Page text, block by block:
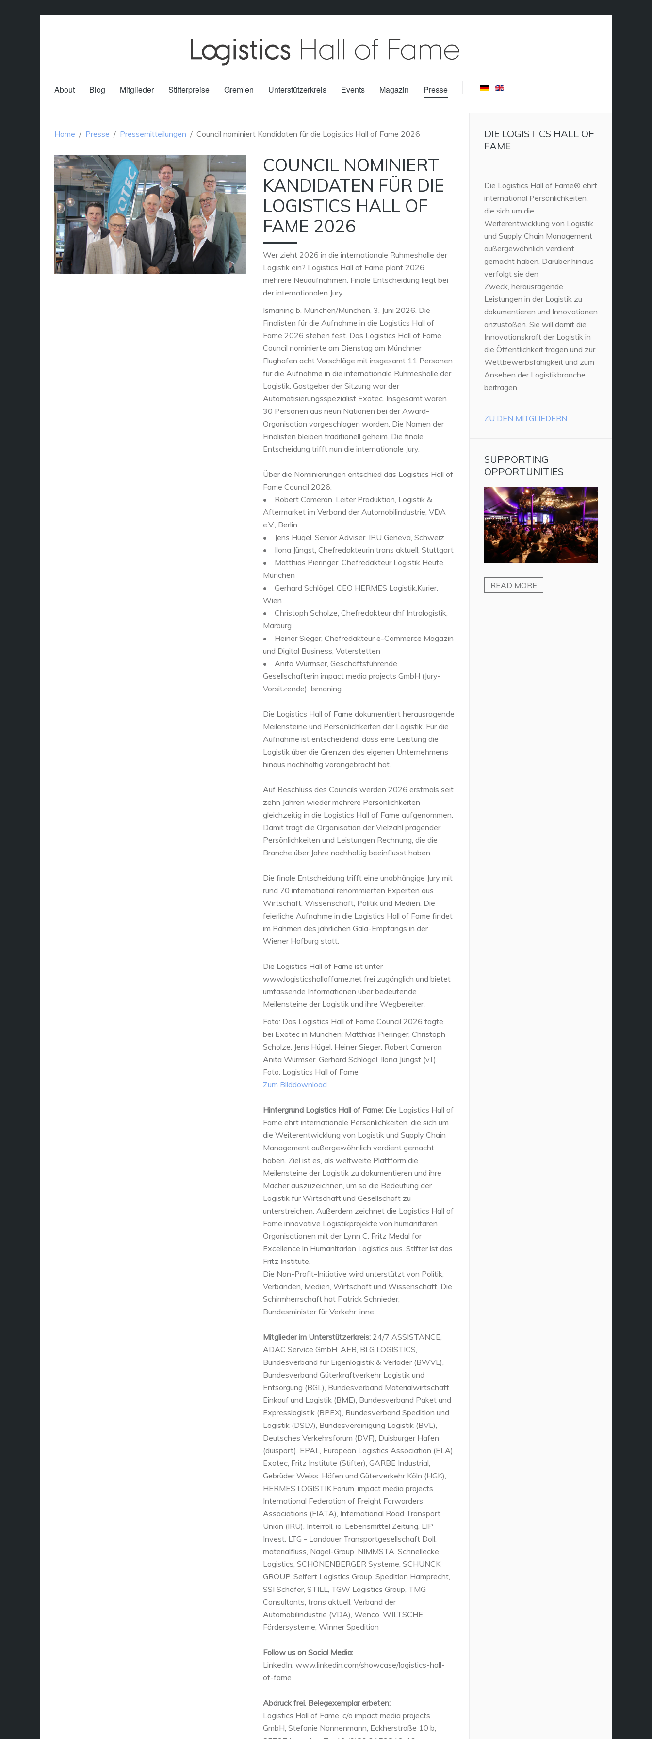
About Blog Mitglieder Stifterpreise Gremien Unterstützerkreis Events Magazin Presse
Home Presse Pressemitteilungen Council nominiert Kandidaten für die Logistics Hall of Fame 2026
COUNCIL NOMINIERT
KANDIDATEN FÜR DIE
LOGISTICS HALL OF
FAME 2026
Wer zieht 2026 in die internationale Ruhmeshalle der
Logistik ein? Logistics Hall of Fame plant 2026
mehrere Neuaufnahmen. Finale Entscheidung liegt bei
der internationalen Jury.
Ismaning b. München/München, 3. Juni 2026. Die
Finalisten für die Aufnahme in die Logistics Hall of
Fame 2026 stehen fest. Das Logistics Hall of Fame
Council nominierte am Dienstag am Münchner
Flughafen acht Vorschläge mit insgesamt 11 Personen
für die Aufnahme in die internationale Ruhmeshalle der
Logistik. Gastgeber der Sitzung war der
Automatisierungsspezialist Exotec. Insgesamt waren
30 Personen aus neun Nationen bei der Award-
Organisation vorgeschlagen worden. Die Namen der
Finalisten bleiben traditionell geheim. Die finale
Entscheidung trifft nun die internationale Jury.
Über die Nominierungen entschied das Logistics Hall of
Fame Council 2026:
• Robert Cameron, Leiter Produktion, Logistik &
Aftermarket im Verband der Automobilindustrie, VDA
e.V., Berlin
• Jens Hügel, Senior Adviser, IRU Geneva, Schweiz
• Ilona Jüngst, Chefredakteurin trans aktuell, Stuttgart
• Matthias Pieringer, Chefredakteur Logistik Heute,
München
• Gerhard Schlögel, CEO HERMES Logistik.Kurier,
Wien
• Christoph Scholze, Chefredakteur dhf Intralogistik,
Marburg
• Heiner Sieger, Chefredakteur e-Commerce Magazin
und Digital Business, Vaterstetten
• Anita Würmser, Geschäftsführende
Gesellschafterin impact media projects GmbH (Jury-
Vorsitzende), Ismaning
Die Logistics Hall of Fame dokumentiert herausragende
Meilensteine und Persönlichkeiten der Logistik. Für die
Aufnahme ist entscheidend, dass eine Leistung die
Logistik über die Grenzen des eigenen Unternehmens
hinaus nachhaltig vorangebracht hat.
Auf Beschluss des Councils werden 2026 erstmals seit
zehn Jahren wieder mehrere Persönlichkeiten
gleichzeitig in die Logistics Hall of Fame aufgenommen.
Damit trägt die Organisation der Vielzahl prägender
Persönlichkeiten und Leistungen Rechnung, die die
Branche über Jahre nachhaltig beeinflusst haben.
Die finale Entscheidung trifft eine unabhängige Jury mit
rund 70 international renommierten Experten aus
Wirtschaft, Wissenschaft, Politik und Medien. Die
feierliche Aufnahme in die Logistics Hall of Fame findet
im Rahmen des jährlichen Gala-Empfangs in der
Wiener Hofburg statt.
Die Logistics Hall of Fame ist unter
www.logisticshalloffame.net frei zugänglich und bietet
umfassende Informationen über bedeutende
Meilensteine der Logistik und ihre Wegbereiter.
Foto: Das Logistics Hall of Fame Council 2026 tagte
bei Exotec in München: Matthias Pieringer, Christoph
Scholze, Jens Hügel, Heiner Sieger, Robert Cameron
Anita Würmser, Gerhard Schlögel, Ilona Jüngst (v.l.).
Foto: Logistics Hall of Fame
Zum Bilddownload
Hintergrund Logistics Hall of Fame: Die Logistics Hall of
Fame ehrt internationale Persönlichkeiten, die sich um
die Weiterentwicklung von Logistik und Supply Chain
Management außergewöhnlich verdient gemacht
haben. Ziel ist es, als weltweite Plattform die
Meilensteine der Logistik zu dokumentieren und ihre
Macher auszuzeichnen, um so die Bedeutung der
Logistik für Wirtschaft und Gesellschaft zu
unterstreichen. Außerdem zeichnet die Logistics Hall of
Fame innovative Logistikprojekte von humanitären
Organisationen mit der Lynn C. Fritz Medal for
Excellence in Humanitarian Logistics aus. Stifter ist das
Fritz Institute.
Die Non-Profit-Initiative wird unterstützt von Politik,
Verbänden, Medien, Wirtschaft und Wissenschaft. Die
Schirmherrschaft hat Patrick Schnieder,
Bundesminister für Verkehr, inne.
Mitglieder im Unterstützerkreis: 24/7 ASSISTANCE,
ADAC Service GmbH, AEB, BLG LOGISTICS,
Bundesverband für Eigenlogistik & Verlader (BWVL),
Bundesverband Güterkraftverkehr Logistik und
Entsorgung (BGL), Bundesverband Materialwirtschaft,
Einkauf und Logistik (BME), Bundesverband Paket und
Expresslogistik (BPEX), Bundesverband Spedition und
Logistik (DSLV), Bundesvereinigung Logistik (BVL),
Deutsches Verkehrsforum (DVF), Duisburger Hafen
(duisport), EPAL, European Logistics Association (ELA),
Exotec, Fritz Institute (Stifter), GARBE Industrial,
Gebrüder Weiss, Häfen und Güterverkehr Köln (HGK),
HERMES LOGISTIK.Forum, impact media projects,
International Federation of Freight Forwarders
Associations (FIATA), International Road Transport
Union (IRU), Interroll, io, Lebensmittel Zeitung, LIP
Invest, LTG - Landauer Transportgesellschaft Doll,
materialfluss, Nagel-Group, NIMMSTA, Schnellecke
Logistics, SCHÖNENBERGER Systeme, SCHUNCK
GROUP, Seifert Logistics Group, Spedition Hamprecht,
SSI Schäfer, STILL, TGW Logistics Group, TMG
Consultants, trans aktuell, Verband der
Automobilindustrie (VDA), Wenco, WILTSCHE
Fördersysteme, Winner Spedition
Follow us on Social Media:
LinkedIn: www.linkedin.com/showcase/logistics-hall-
of-fame
Abdruck frei. Belegexemplar erbeten:
Logistics Hall of Fame, c/o impact media projects
GmbH, Stefanie Nonnenmann, Eckherstraße 10 b,
DIE LOGISTICS HALL OF
FAME
Die Logistics Hall of Fame® ehrt
international Persönlichkeiten,
die sich um die
Weiterentwicklung von Logistik
und Supply Chain Management
außergewöhnlich verdient
gemacht haben. Darüber hinaus
verfolgt sie den
Zweck, herausragende
Leistungen in der Logistik zu
dokumentieren und Innovationen
anzustoßen. Sie will damit die
Innovationskraft der Logistik in
die Öffentlichkeit tragen und zur
Wettbewerbsfähigkeit und zum
Ansehen der Logistikbranche
beitragen.
ZU DEN MITGLIEDERN
SUPPORTING
OPPORTUNITIES
READ MORE